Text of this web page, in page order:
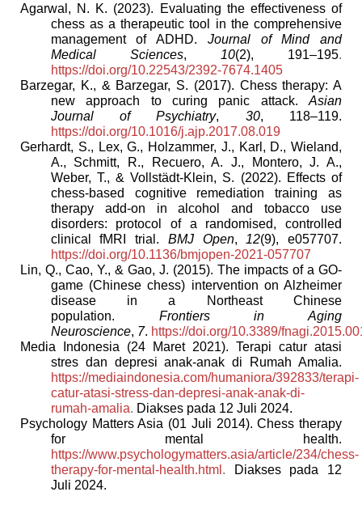
Agarwal, N. K. (2023). Evaluating the effectiveness of
chess as a therapeutic tool in the comprehensive
management of ADHD. Journal of Mind and
Medical Sciences, 10(2), 191–195.
https://doi.org/10.22543/2392-7674.1405
Barzegar, K., & Barzegar, S. (2017). Chess therapy: A
new approach to curing panic attack. Asian
Journal of Psychiatry, 30, 118–119.
https://doi.org/10.1016/j.ajp.2017.08.019
Gerhardt, S., Lex, G., Holzammer, J., Karl, D., Wieland,
A., Schmitt, R., Recuero, A. J., Montero, J. A.,
Weber, T., & Vollstädt-Klein, S. (2022). Effects of
chess-based cognitive remediation training as
therapy add-on in alcohol and tobacco use
disorders: protocol of a randomised, controlled
clinical fMRI trial. BMJ Open, 12(9), e057707.
https://doi.org/10.1136/bmjopen-2021-057707
Lin, Q., Cao, Y., & Gao, J. (2015). The impacts of a GO-
game (Chinese chess) intervention on Alzheimer
disease in a Northeast Chinese
population. Frontiers in Aging
Neuroscience, 7. https://doi.org/10.3389/
Media Indonesia (24 Maret 2021). Terapi catur atasi
stres dan depresi anak-anak di Rumah Amalia.
https://mediaindonesia.com/humaniora/392833/terapi-
catur-atasi-stress-dan-depresi-anak-anak-di-
rumah-amalia. Diakses pada 12 Juli 2024.
Psychology Matters Asia (01 Juli 2014). Chess therapy
for mental health.
https://www.psychologymatters.asia/article/234/chess-
therapy-for-mental-health.html .
Diakses pada 12
Juli 2024.